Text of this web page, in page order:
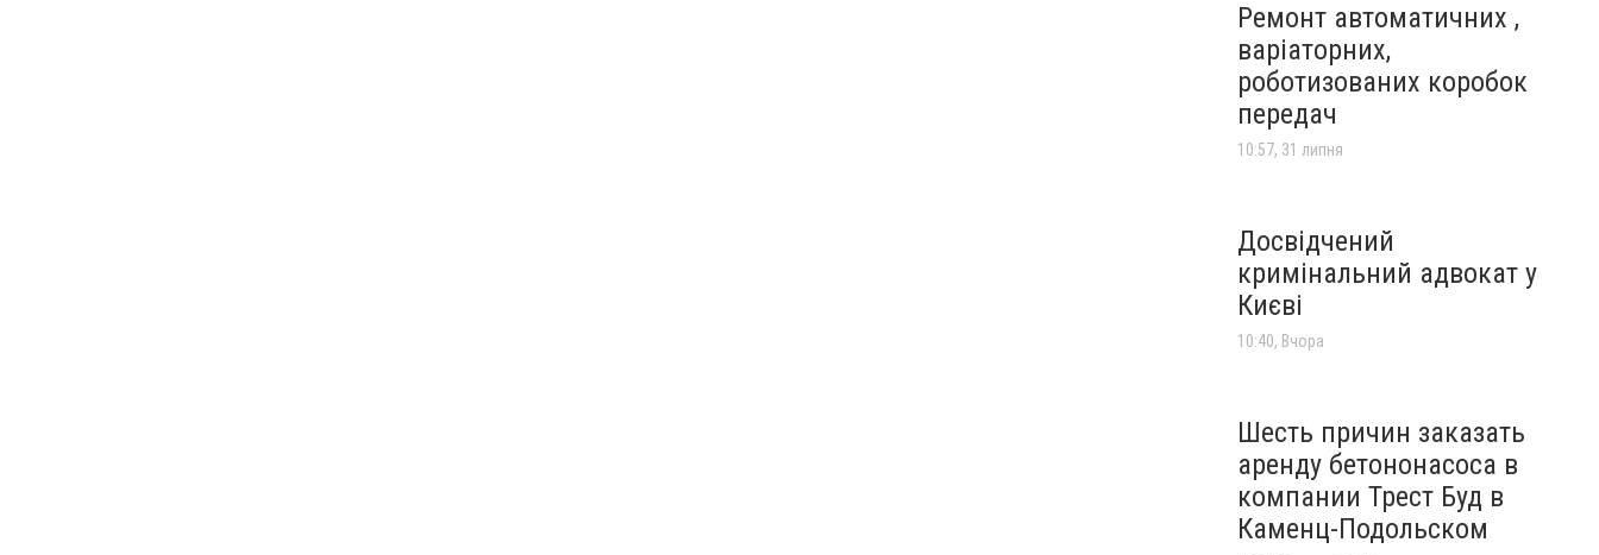
Ремонт автоматичних ,
варіаторних,
роботизованих коробок
передач
10:57, 31 липня
Досвідчений
кримінальний адвокат у
Києві
10:40, Вчора
Шесть причин заказать
аренду бетононасоса в
компании Трест Буд в
Каменц-Подольском